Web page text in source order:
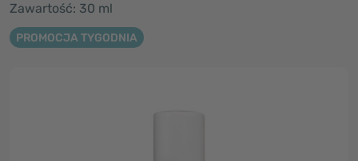
Zawartość: 30 ml
PROMOCJA TYGODNIA